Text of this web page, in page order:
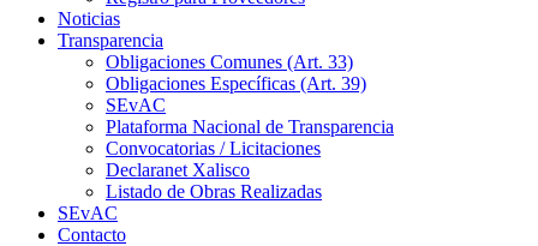
Noticias
Transparencia
Obligaciones Comunes (Art. 33)
Obligaciones Específicas (Art. 39)
SEvAC
Plataforma Nacional de Transparencia
Convocatorias / Licitaciones
Declaranet Xalisco
Listado de Obras Realizadas
SEvAC
Contacto